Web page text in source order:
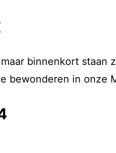
binnenkort staan
bewonderen in onze